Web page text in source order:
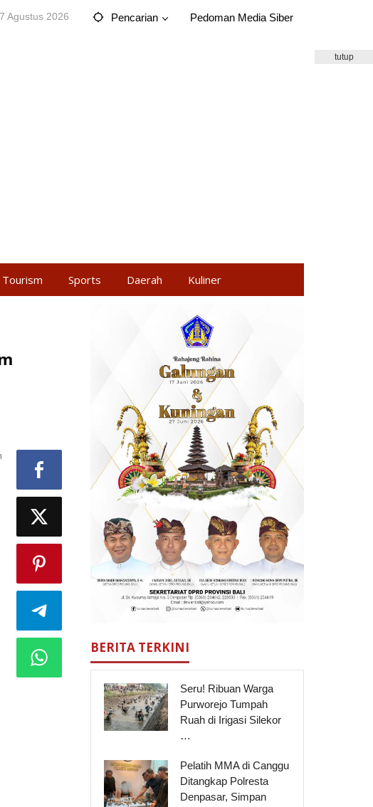
Agustus 2026 Pencarian Pedoman Media Siber
Tourism Sports Daerah Kuliner
tutup
BERITA TERKINI
Seru! Ribuan Warga
Purworejo Tumpah
Ruah di Irigasi Silekor
…
Pelatih MMA di Canggu
Ditangkap Polresta
Denpasar, Simpan